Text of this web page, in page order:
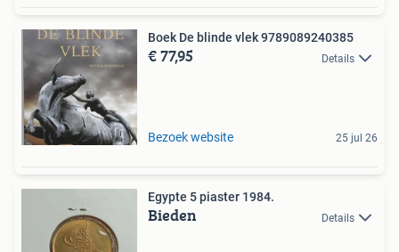
Boek De blinde vlek 9789089240385
€ 77,95 Details
Bezoek website 25 jul 26
Egypte 5 piaster 1984.
Bieden Details